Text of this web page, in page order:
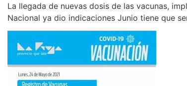
La llegada de nuevas dosis de las vacunas,
Nacional ya dio indicaciones Junio tiene que